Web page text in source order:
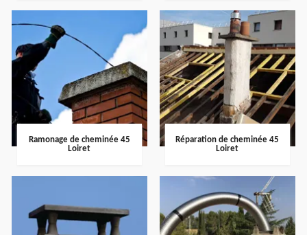
Ramonage de cheminée 45
Loiret
Réparation de cheminée 45
Loiret